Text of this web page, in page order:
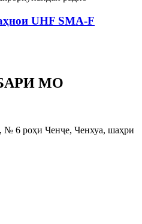
UHF SMA-F
МО
6 роҳи Ченҷе, Ченхуа, шаҳри